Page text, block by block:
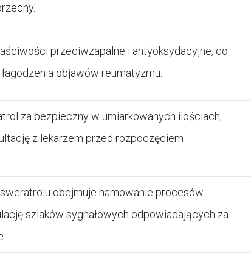
przeciwzapalne i antyoksydacyjne, co
objawów reumatyzmu.
za bezpieczny w umiarkowanych ilościach,
z lekarzem przed rozpoczęciem
obejmuje hamowanie procesów
szlaków sygnałowych odpowiadających za